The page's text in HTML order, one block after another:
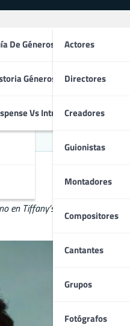
De Géneros
Géneros TV
Vs Intriga
Actores
Directores
Creadores
Guionistas
Montadores
Compositores
Cantantes
Grupos
Fotógrafos
en Tiffany’s